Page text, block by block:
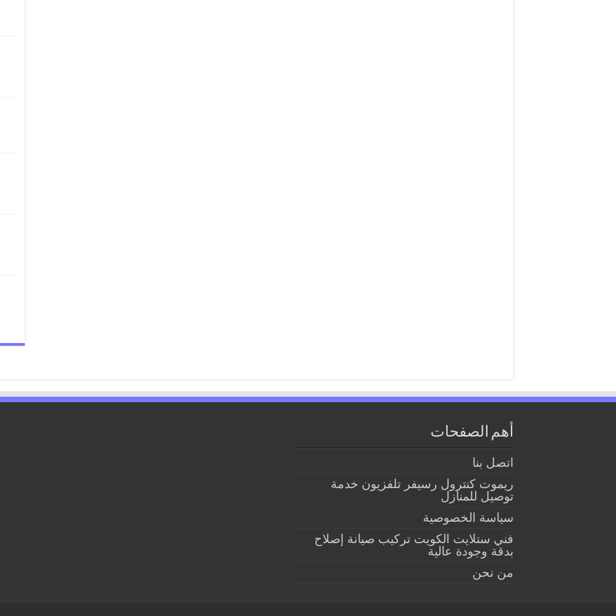
أهم الصفحات
اتصل بنا
ريموت كنترول رسيفر تلفزيون خدمة
توصيل للمنازل
سياسة الخصوصية
فني ستلايت الكويت تركيب صيانة إصلاح
بدقة وجودة عالية
من نحن